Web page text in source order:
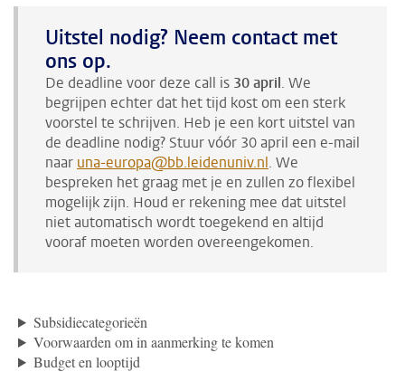
Uitstel nodig? Neem contact met
ons op.
De deadline voor deze call is 30 april. We
begrijpen echter dat het tijd kost om een ​​sterk
voorstel te schrijven. Heb je een kort uitstel van
de deadline nodig? Stuur vóór 30 april een e-mail
naar una-europa@bb.leidenuniv.nl. We
bespreken het graag met je en zullen zo flexibel
mogelijk zijn. Houd er rekening mee dat uitstel
niet automatisch wordt toegekend en altijd
vooraf moeten worden overeengekomen.
Subsidiecategorieën
Voorwaarden om in aanmerking te komen
Budget en looptijd